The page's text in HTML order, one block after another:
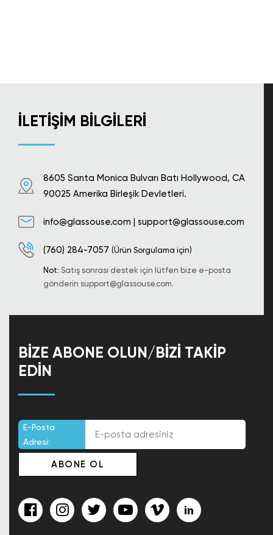
İLETIŞIM BILGILERI
8605 Santa Monica Bulvarı Batı Hollywood, CA
90025 Amerika Birleşik Devletleri.
info@glassouse.com | support@glassouse.com
(760) 284-7057 (Ürün Sorgulama için)
Not: Satış sonrası destek için lütfen bize e-posta
gönderin support@glassouse.com.
BIZE ABONE OLUN/BIZI TAKIP
EDIN
E-Posta
Adresi: